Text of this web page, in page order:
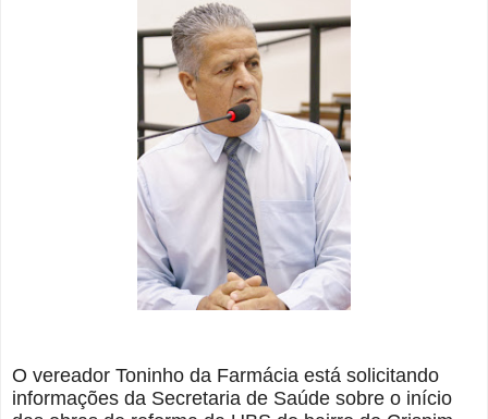
O vereador Toninho da Farmácia está solicitando
informações da Secretaria de Saúde sobre o início